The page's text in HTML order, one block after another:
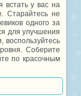
встать у вас на
Старайтесь не
одного за
для улучшения
воспользуйтесь
Соберите
по красочным